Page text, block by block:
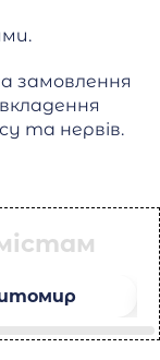
замовлення
та нервів.